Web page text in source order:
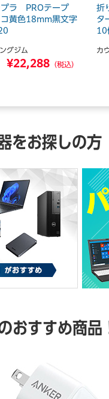
プラ PROテープ
コ黄色18mm黒文字
グジム
¥22,288 （税込）
折
タ
10
カ
をお探しの方
おすすめ商品